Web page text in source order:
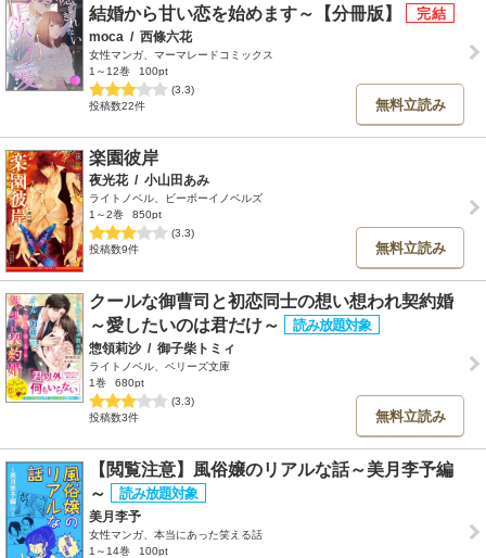
結婚から甘い恋を始めます～【分冊版】
moca / 西條六花
女性マンガ、マーマレードコミックス
1～12巻
100pt
(3.3)
投稿数22件
無料立読み
楽園彼岸
夜光花 / 小山田あみ
ライトノベル、ビーボーイノベルズ
1～2巻
850pt
(3.3)
投稿数9件
無料立読み
クールな御曹司と初恋同士の想い想われ契約婚
～愛したいのは君だけ～
惣領莉沙 / 御子柴トミィ
ライトノベル、ベリーズ文庫
1巻
680pt
(3.3)
投稿数3件
無料立読み
【閲覧注意】風俗嬢のリアルな話～美月李予編
～
美月李予
女性マンガ、本当にあった笑える話
1～14巻
100pt